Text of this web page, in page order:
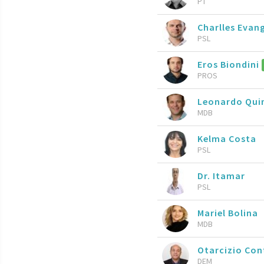
Charlles
PSL
Eros Biondini
PROS
Leonardo
MDB
Kelma Costa
PSL
Dr. Itamar
PSL
Mariel Bolina
MDB
Otarcizio
DEM